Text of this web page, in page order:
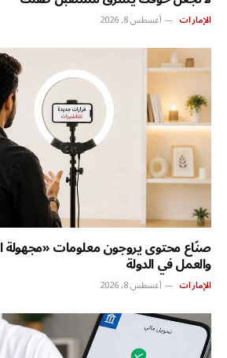
الإمارات أغسطس 8, 2026
صنّاع محتوى يروجون معلومات «مجهولة
والعمل في الدولة
الإمارات أغسطس 8, 2026